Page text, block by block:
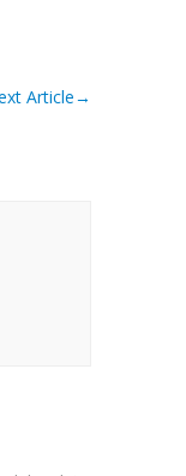
Article→